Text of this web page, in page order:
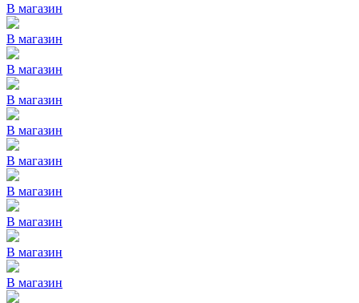
В магазин
В магазин
В магазин
В магазин
В магазин
В магазин
В магазин
В магазин
В магазин
В магазин